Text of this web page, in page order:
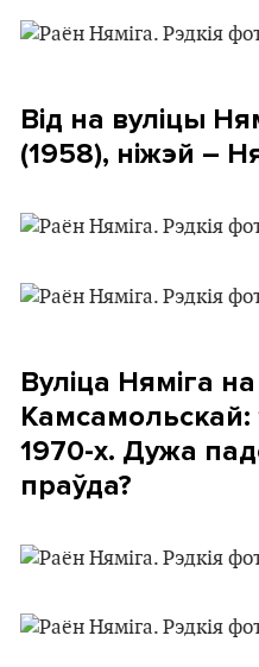
Від на вуліцы
(1958), ніжэй –
Вуліца Няміга
Камсамольскай:
1970-х. Дужа
праўда?